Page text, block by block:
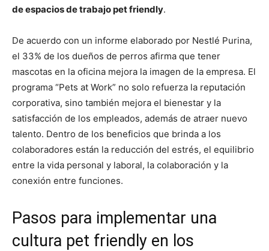
de espacios de trabajo pet friendly.
De acuerdo con un informe elaborado por Nestlé Purina,
el 33% de los dueños de perros afirma que tener
mascotas en la oficina mejora la imagen de la empresa. El
programa “Pets at Work” no solo refuerza la reputación
corporativa, sino también mejora el bienestar y la
satisfacción de los empleados, además de atraer nuevo
talento. Dentro de los beneficios que brinda a los
colaboradores están la reducción del estrés, el equilibrio
entre la vida personal y laboral, la colaboración y la
conexión entre funciones.
Pasos para implementar una
cultura pet friendly en los